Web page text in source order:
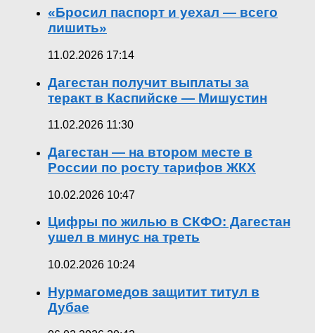
«Бросил паспорт и уехал — всего
лишить»
11.02.2026 17:14
Дагестан получит выплаты за
теракт в Каспийске — Мишустин
11.02.2026 11:30
Дагестан — на втором месте в
России по росту тарифов ЖКХ
10.02.2026 10:47
Цифры по жилью в СКФО: Дагестан
ушел в минус на треть
10.02.2026 10:24
Нурмагомедов защитит титул в
Дубае